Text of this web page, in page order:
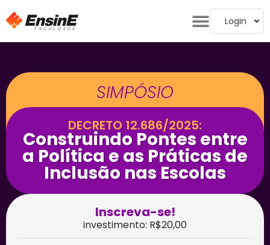
Login
SIMPÓSIO
DECRETO 12.686/2025:
Construindo Pontes entre
a Política e as Práticas de
Inclusão nas Escolas
Inscreva-se!
investimento: R$20,00